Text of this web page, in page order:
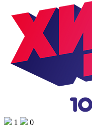
1 0